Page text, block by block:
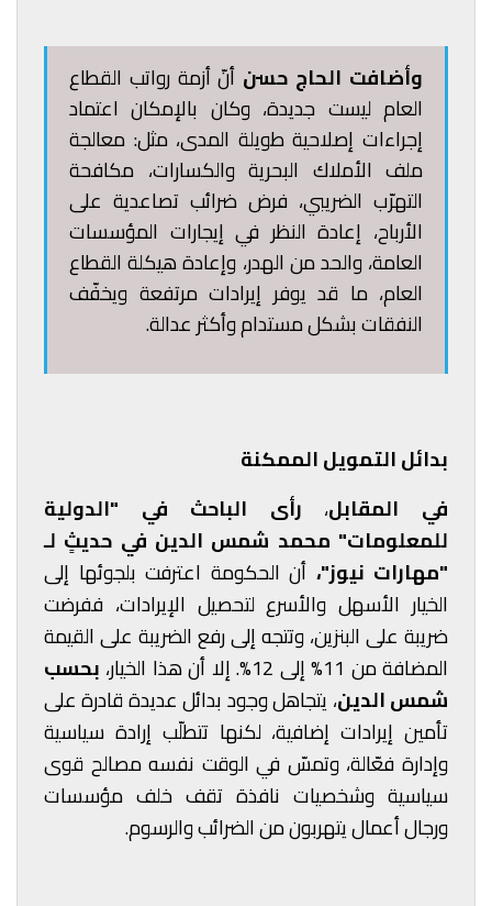
وأضافت الحاج حسن أنّ أزمة رواتب القطاع
العام ليست جديدة، وكان بالإمكان اعتماد
إجراءات إصلاحية طويلة المدى، مثل: معالجة
ملف الأملاك البحرية والكسارات، مكافحة
التهرّب الضريبي، فرض ضرائب تصاعدية على
الأرباح، إعادة النظر في إيجارات المؤسسات
العامة، والحد من الهدر، وإعادة هيكلة القطاع
العام، ما قد يوفر إيرادات مرتفعة ويخفّف
النفقات بشكل مستدام وأكثر عدالة.
بدائل التمويل الممكنة
في المقابل، رأى الباحث في "الدولية
للمعلومات" محمد شمس الدين في حديثٍ لـ
"مهارات نيوز"، أن الحكومة اعترفت بلجوئها إلى
الخيار الأسهل والأسرع لتحصيل الإيرادات، ففرضت
ضريبة على البنزين، وتتجه إلى رفع الضريبة على القيمة
المضافة من 11% إلى 12%. إلا أن هذا الخيار،
بحسب
شمس الدين، يتجاهل وجود بدائل عديدة قادرة على
تأمين إيرادات إضافية، لكنها تتطلّب إرادة سياسية
وإدارة فعّالة، وتمسّ في الوقت نفسه مصالح قوى
سياسية وشخصيات نافذة تقف خلف مؤسسات
ورجال أعمال يتهربون من الضرائب والرسوم.